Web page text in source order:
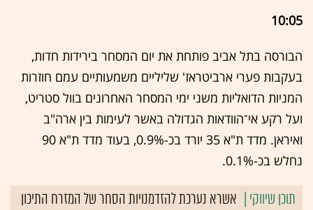
10:05
הבורסה בתל אביב פותחת את יום המסחר בירידות חדות,
בעקבות פערי ארביטראז' שליליים משמעותיים עמם חוזרות
המניות הדואליות משני ימי המסחר האחרונים בוול סטריט,
ועל רקע אי־הוודאות הגדולה באשר לעימות בין ארה"ב
ואיראן. מדד ת"א 35 יורד בכ-0.9%, בעוד מדד ת"א 90
נחלש בכ-0.1%.
אשרא נערכת להזדמנויות הסחר של המזרח התיכון